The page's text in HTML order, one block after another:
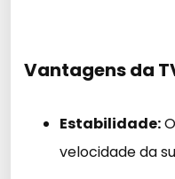
Vantagens da
Estabilidade:
velocidade da